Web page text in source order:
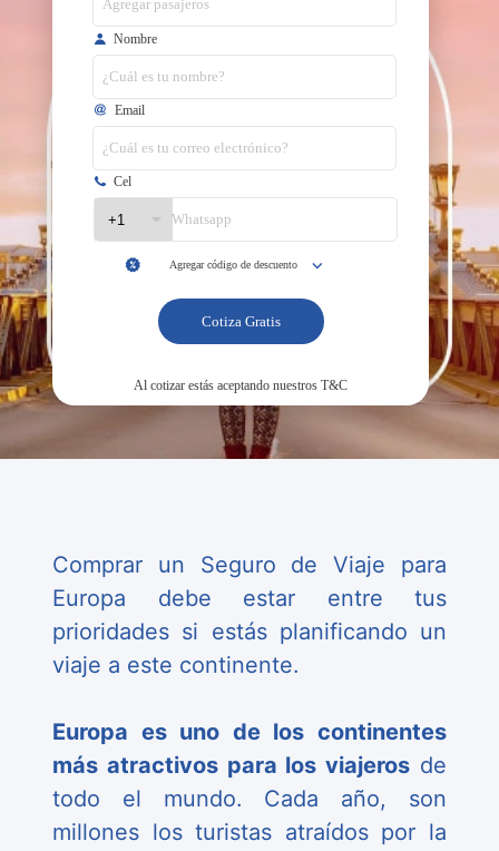
Comprar un Seguro de Viaje para
Europa debe estar entre tus
prioridades si estás planificando un
viaje a este continente.
Europa es uno de los continentes
más atractivos para los viajeros de
todo el mundo. Cada año, son
millones los turistas atraídos por la